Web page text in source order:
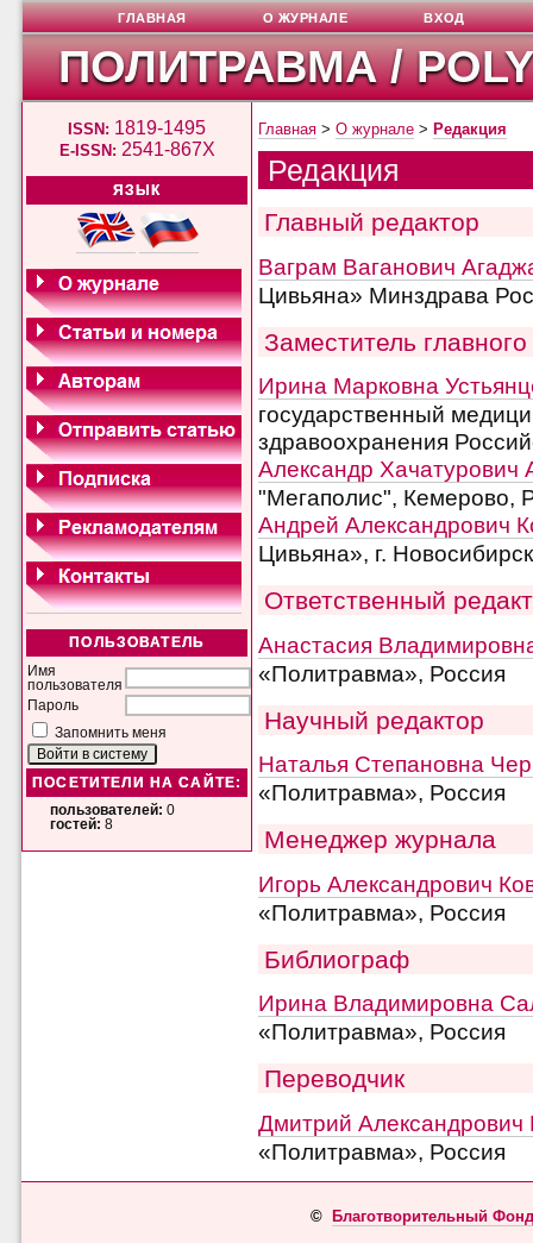
ПОЛИТРАВМА /
ISSN: 1819-1495
E-ISSN: 2541-867X
ЯЗЫК
ПОЛЬЗОВАТЕЛЬ
Имя
пользователя
Пароль
Запомнить меня
ПОСЕТИТЕЛИ НА САЙТЕ:
пользователей: 0
гостей: 8
ГЛАВНАЯ О ЖУРНАЛЕ ВХОД
Главная >О журнале > Редакция
Редакция
Главный редактор
Ваграм Ваганович
Цивьяна» Минздрава
Заместитель
Ирина Марковна
государственный
здравоохранения
Александр Хачатурович
"Мегаполис", Кемерово,
Андрей Александрович
Цивьяна», г.
Ответственный
Анастасия
«Политравма», Россия
Научный редактор
Наталья Степановна
«Политравма», Россия
Менеджер журнала
Игорь Александрович
«Политравма», Россия
Библиограф
Ирина Владимировна
«Политравма», Россия
Переводчик
Дмитрий
«Политравма», Россия
© Благотворительный